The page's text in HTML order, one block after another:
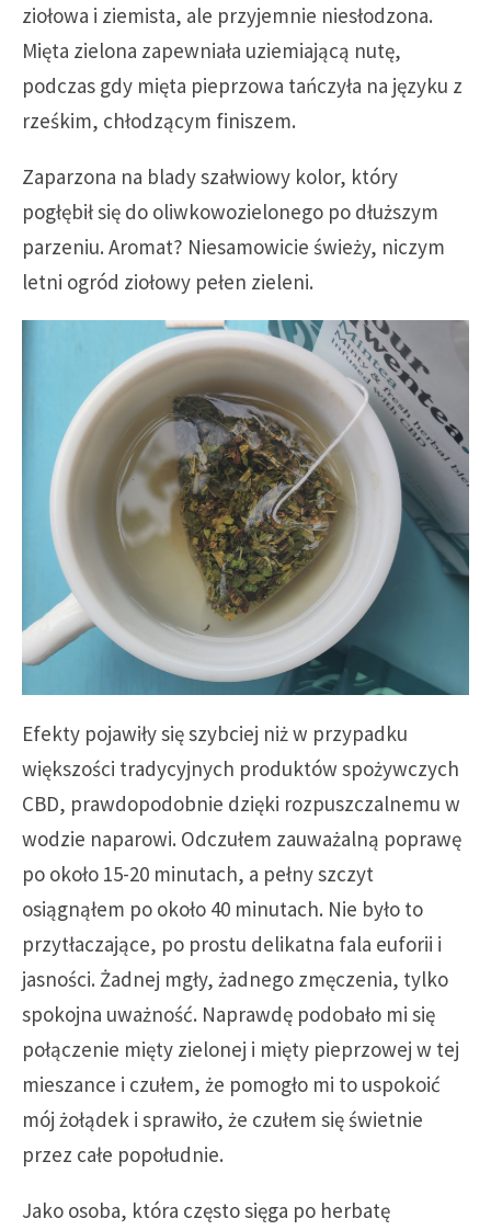
ziołowa i ziemista, ale przyjemnie niesłodzona.
Mięta zielona zapewniała uziemiającą nutę,
podczas gdy mięta pieprzowa tańczyła na języku z
rześkim, chłodzącym finiszem.
Zaparzona na blady szałwiowy kolor, który
pogłębił się do oliwkowozielonego po dłuższym
parzeniu. Aromat? Niesamowicie świeży, niczym
letni ogród ziołowy pełen zieleni.
Efekty pojawiły się szybciej niż w przypadku
większości tradycyjnych produktów spożywczych
CBD, prawdopodobnie dzięki rozpuszczalnemu w
wodzie naparowi. Odczułem zauważalną poprawę
po około 15-20 minutach, a pełny szczyt
osiągnąłem po około 40 minutach. Nie było to
przytłaczające, po prostu delikatna fala euforii i
jasności. Żadnej mgły, żadnego zmęczenia, tylko
spokojna uważność. Naprawdę podobało mi się
połączenie mięty zielonej i mięty pieprzowej w tej
mieszance i czułem, że pomogło mi to uspokoić
mój żołądek i sprawiło, że czułem się świetnie
przez całe popołudnie.
Jako osoba, która często sięga po herbatę